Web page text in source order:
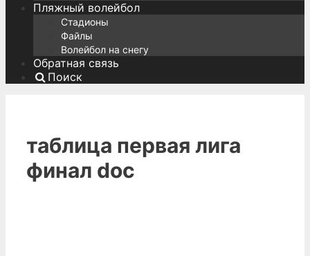
Пляжный волейбол
Стадионы
Файлы
Волейбол на снегу
Обратная связь
Поиск
таблица первая лига
финал doc